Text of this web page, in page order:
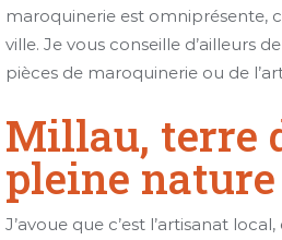
maroquinerie est omniprésente,
ville. Je vous conseille d’ailleurs
pièces de maroquinerie ou de
Millau, terre
pleine nature
J’avoue que c’est l’artisanat